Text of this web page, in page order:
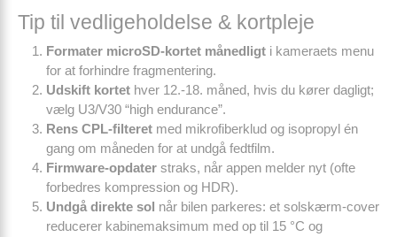
Tip til vedligeholdelse & kortpleje
Formater microSD-kortet månedligt i kameraets menu
for at forhindre fragmentering.
Udskift kortet hver 12.-18. måned, hvis du kører dagligt;
vælg U3/V30 “high endurance”.
Rens CPL-filteret med mikrofiberklud og isopropyl én
gang om måneden for at undgå fedtfilm.
Firmware-opdater straks, når appen melder nyt (ofte
forbedres kompression og HDR).
Undgå direkte sol når bilen parkeres: et solskærm-cover
reducerer kabinemaksimum med op til 15 °C og